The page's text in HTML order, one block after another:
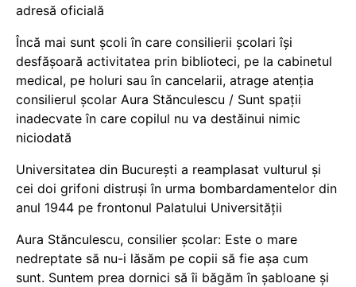
adresă oficială
Încă mai sunt școli în care consilierii școlari își
desfășoară activitatea prin biblioteci, pe la cabinetul
medical, pe holuri sau în cancelarii, atrage atenția
consilierul școlar Aura Stănculescu / Sunt spații
inadecvate în care copilul nu va destăinui nimic
niciodată
Universitatea din București a reamplasat vulturul și
cei doi grifoni distruși în urma bombardamentelor din
anul 1944 pe frontonul Palatului Universității
Aura Stănculescu, consilier școlar: Este o mare
nedreptate să nu-i lăsăm pe copii să fie așa cum
sunt. Suntem prea dornici să îi băgăm în șabloane și